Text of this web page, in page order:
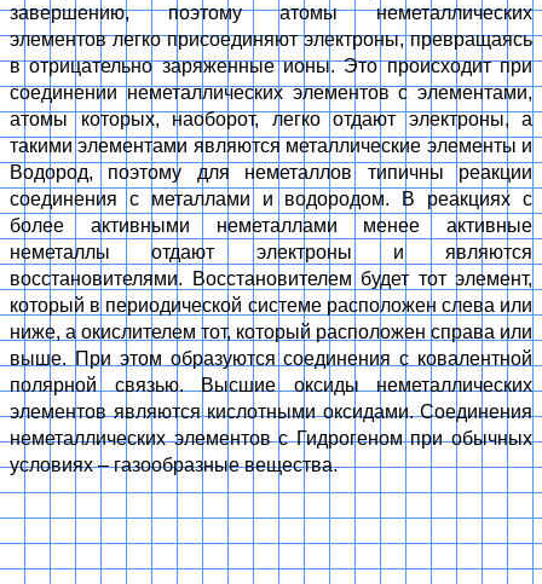
завершению, поэтому атомы неметаллических
элементов легко присоединяют электроны, превращаясь
в отрицательно заряженные ионы. Это происходит при
соединении неметаллических элементов с элементами,
атомы которых, наоборот, легко отдают электроны, а
такими элементами являются металлические элементы и
Водород, поэтому для неметаллов типичны реакции
соединения с металлами и водородом. В реакциях с
более активными неметаллами менее активные
неметаллы отдают электроны и являются
восстановителями. Восстановителем будет тот элемент,
который в периодической системе расположен слева или
ниже, а окислителем тот, который расположен справа или
выше. При этом образуются соединения с ковалентной
полярной связью. Высшие оксиды неметаллических
элементов являются кислотными оксидами. Соединения
неметаллических элементов с Гидрогеном при обычных
условиях – газообразные вещества.